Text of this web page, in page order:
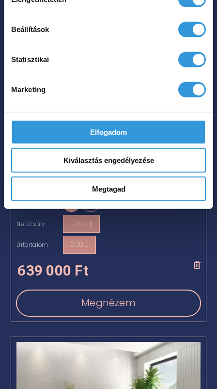
Beállítások
Statisztikai
Marketing
Elfogadom
Kiválasztás engedélyezése
Megtagad
Jasmine szabadon álló
műmárvány kád
Szín
Nettó súly 120 kg
Űrtartalom 200 L
639 000 Ft
Megnézem